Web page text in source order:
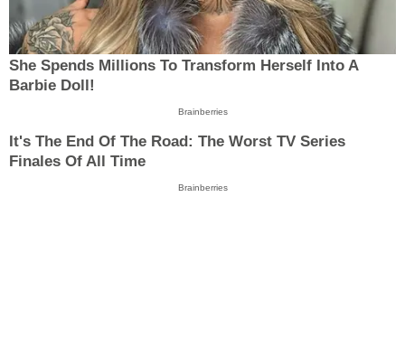
She Spends Millions To Transform Herself Into A
Barbie Doll!
Brainberries
It's The End Of The Road: The Worst TV Series
Finales Of All Time
Brainberries